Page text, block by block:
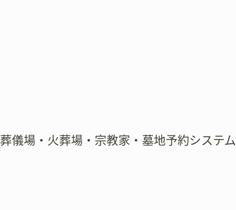
葬儀場・火葬場・宗教家・墓地予約システム